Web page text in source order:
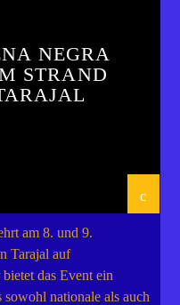
NEGRA
STRAND
am 8. und 9.
Tarajal auf
das Event ein
nationale als auch